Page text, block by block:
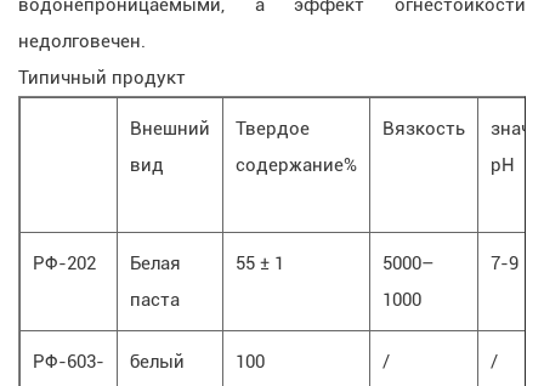
водонепроницаемыми, а эффект огнестойкости
недолговечен.
Типичный продукт
Внешний
вид
Твердое
содержание%
Вязкость
pH
РФ-202
Белая
паста
55 ± 1
5000–
1000
7-9
РФ-603-
белый
100 / /